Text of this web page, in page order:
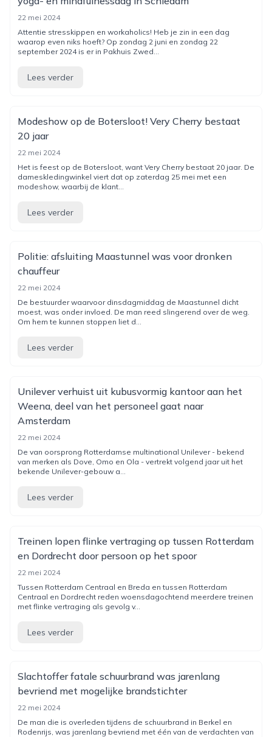
22 mei 2024
Attentie stresskippen en workaholics! Heb je zin in een dag
waarop even niks hoeft? Op zondag 2 juni en zondag 22
september 2024 is er in Pakhuis Zwed...
Lees verder
Modeshow op de Botersloot! Very Cherry bestaat
20 jaar
22 mei 2024
Het is feest op de Botersloot, want Very Cherry bestaat 20 jaar. De
dameskledingwinkel viert dat op zaterdag 25 mei met een
modeshow, waarbij de klant...
Lees verder
Politie: afsluiting Maastunnel was voor dronken
chauffeur
22 mei 2024
De bestuurder waarvoor dinsdagmiddag de Maastunnel dicht
moest, was onder invloed. De man reed slingerend over de weg.
Om hem te kunnen stoppen liet d...
Lees verder
Unilever verhuist uit kubusvormig kantoor aan het
Weena, deel van het personeel gaat naar
Amsterdam
22 mei 2024
De van oorsprong Rotterdamse multinational Unilever - bekend
van merken als Dove, Omo en Ola - vertrekt volgend jaar uit het
bekende Unilever-gebouw a...
Lees verder
Treinen lopen flinke vertraging op tussen Rotterdam
en Dordrecht door persoon op het spoor
22 mei 2024
Tussen Rotterdam Centraal en Breda en tussen Rotterdam
Centraal en Dordrecht reden woensdagochtend meerdere treinen
met flinke vertraging als gevolg v...
Lees verder
Slachtoffer fatale schuurbrand was jarenlang
bevriend met mogelijke brandstichter
22 mei 2024
De man die is overleden tijdens de schuurbrand in Berkel en
Rodenrijs, was jarenlang bevriend met één van de verdachten van